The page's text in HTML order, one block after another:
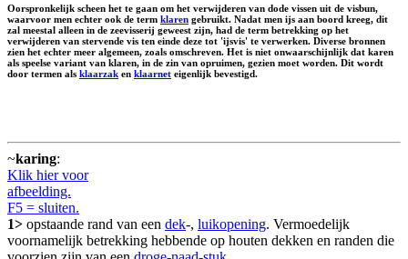
Oorspronkelijk scheen het te gaan om het verwijderen van dode vissen uit de visbun,
waarvoor men echter ook de term klaren gebruikt. Nadat men ijs aan boord kreeg, dit
zal meestal alleen in de zeevisserij geweest zijn, had de term betrekking op het
verwijderen van stervende vis ten einde deze tot 'ijsvis' te verwerken. Diverse bronnen
zien het echter meer algemeen, zoals omschreven. Het is niet onwaarschijnlijk dat karen
als speelse variant van klaren, in de zin van opruimen, gezien moet worden. Dit wordt
door termen als klaarzak en klaarnet eigenlijk bevestigd.
~karing:
Klik hier voor
afbeelding.
F5 = sluiten.
1> opstaande rand van een dek-, luikopening. Vermoedelijk
voornamelijk betrekking hebbende op houten dekken en randen die